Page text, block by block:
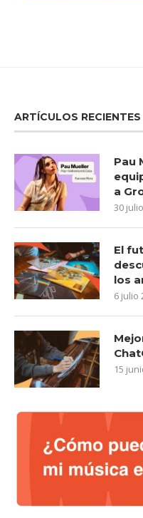
ARTÍCULOS RECIENTES
Pau
a
30
El
los
6 julio
15